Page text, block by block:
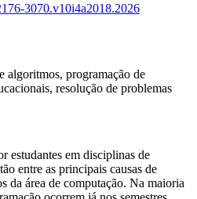
3070.v10i4a2018.2026
algoritmos, programação de
resolução de problemas
estudantes em disciplinas de
entre as principais causas de
da área de computação. Na maioria